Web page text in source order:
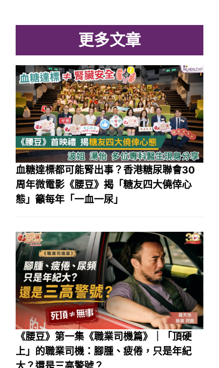
更多文章
血糖達標都可能腎出事？香港糖尿聯會30
周年微電影《腰豆》揭「糖友四大僥倖心
態」籲每年「一血一尿」
《腰豆》第一集《職業司機篇》｜「頂硬
上」的職業司機：腳腫、疲倦，只是年紀